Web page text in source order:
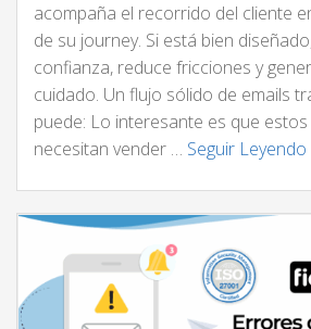
acompaña el recorrido del cliente
de su journey. Si está bien
confianza, reduce fricciones y
cuidado. Un flujo sólido de emails
puede: Lo interesante es que
necesitan vender … Seguir